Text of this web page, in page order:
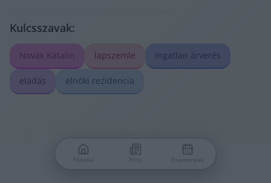
Kulcsszavak:
Novák Katalin lapszemle ingatlan árverés
eladás elnöki rezidencia
Főoldal Friss Események